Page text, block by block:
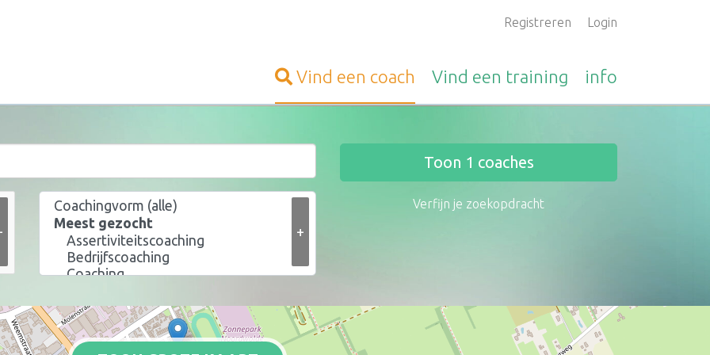
Registreren Login
Vind een coach Vind een training info
+
Toon 1 coaches
Verfijn je zoekopdracht